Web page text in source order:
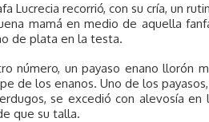
Lucrecia recorrió, con su cría, un
mamá en medio de aquella
de plata en la testa.
número, un payaso enano llorón
de los enanos. Uno de los
se excedió con alevosía
que su talla.